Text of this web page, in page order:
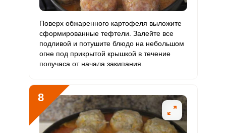
Поверх обжаренного картофеля выложите
сформированные тефтели. Залейте все
подливой и потушите блюдо на небольшом
огне под прикрытой крышкой в течение
получаса от начала закипания.
8